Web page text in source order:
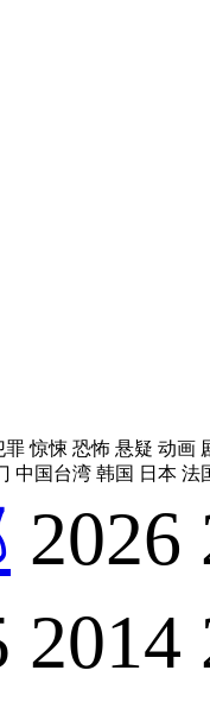
罪惊悚 恐怖 悬疑 动画
中国台湾 韩国 日本 法
2026
2014